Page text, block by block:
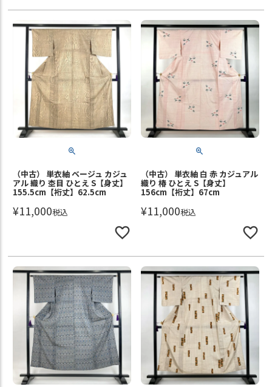
（中古） 単衣紬 ベージュ カジュ
アル 織り 杢目 ひとえ S【身丈】
155.5cm【裄丈】62.5cm
¥11,000税込
（中古） 単衣紬 白 赤 カジュアル
織り 椿 ひとえ S【身丈】
156cm【裄丈】67cm
¥11,000税込